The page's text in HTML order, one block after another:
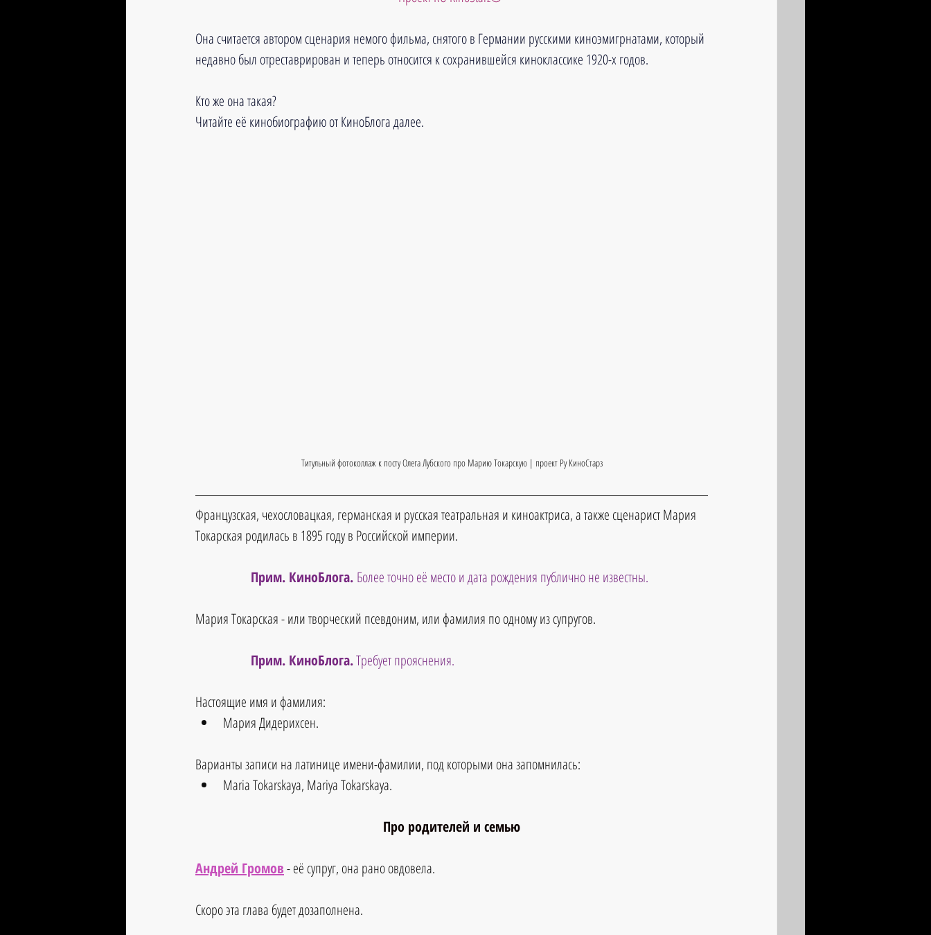
Она считается автором сценария немого фильма, снятого в Германии русскими киноэмигрнатами, который
недавно был отреставрирован и теперь относится к сохранившейся киноклассике 1920-х годов.
Кто же она такая?
Читайте её кинобиографию от КиноБлога далее.
Титульный фотоколлаж к посту Олега Лубского про Марию Токарскую | проект Ру КиноСтарз
Французская, чехословацкая, германская и русская театральная и киноактриса, а также сценарист Мария
Токарская родилась в 1895 году в Российской империи.
Прим. КиноБлога. Более точно её место и дата рождения публично не известны.
Мария Токарская - или творческий псевдоним, или фамилия по одному из супругов.
Прим. КиноБлога. Требует прояснения.
Настоящие имя и фамилия:
Мария Дидерихсен.
Варианты записи на латинице имени-фамилии, под которыми она запомнилась:
Maria Tokarskaya, Mariya Tokarskaya.
Про родителей и семью
Андрей Громов - её супруг, она рано овдовела.
Скоро эта глава будет дозаполнена.